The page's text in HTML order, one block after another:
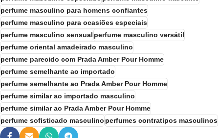
perfume masculino para homens confiantes
perfume masculino para ocasiões especiais
perfume masculino sensualperfume masculino versátil
perfume oriental amadeirado masculino
perfume parecido com Prada Amber Pour Homme
perfume semelhante ao importado
perfume semelhante ao Prada Amber Pour Homme
perfume similar ao importado masculino
perfume similar ao Prada Amber Pour Homme
perfume sofisticado masculinoperfumes contratipos masculinos